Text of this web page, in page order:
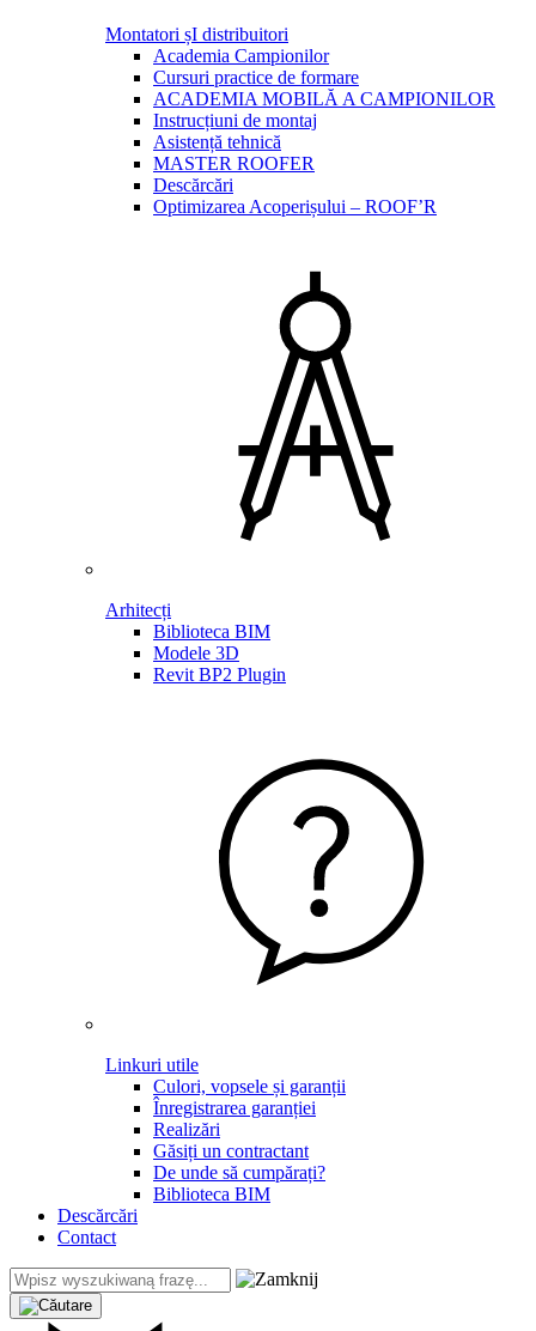
Montatori șI distribuitori
Academia Campionilor
Cursuri practice de formare
ACADEMIA MOBILĂ A CAMPIONILOR
Instrucțiuni de montaj
Asistență tehnică
MASTER ROOFER
Descărcări
Optimizarea Acoperișului – ROOF’R
Arhitecți
Biblioteca BIM
Modele 3D
Revit BP2 Plugin
Linkuri utile
Culori, vopsele și garanții
Înregistrarea garanției
Realizări
Găsiți un contractant
De unde să cumpărați?
Biblioteca BIM
Descărcări
Contact